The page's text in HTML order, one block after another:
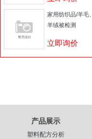
家用纺织品/羊毛、
羊绒被检测
立即询价
产品展示
塑料配方分析